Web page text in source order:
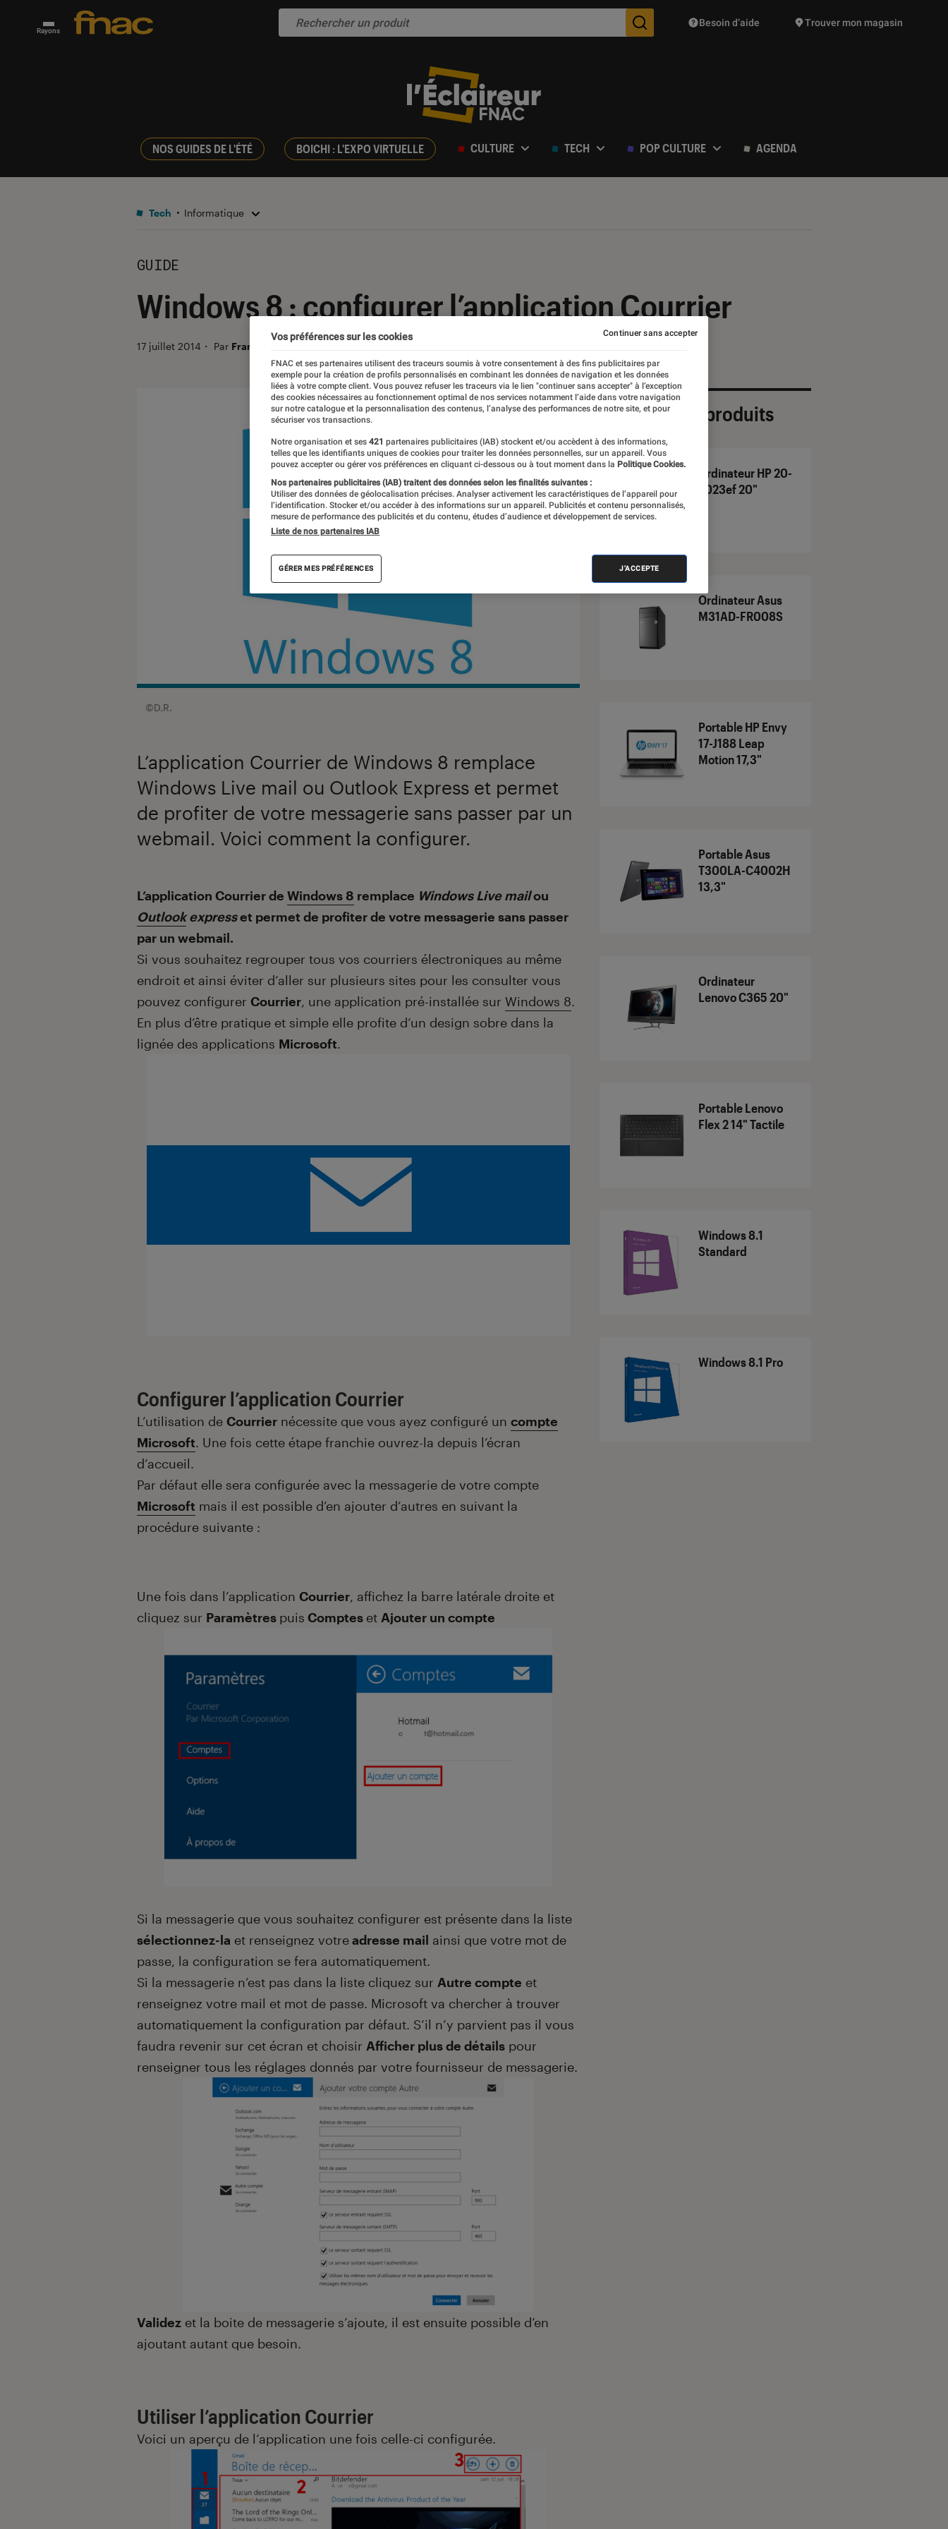
Rayons Des suggestions de produits vont vous être proposées
Besoin d’aide Trouver mon magasin
NOS GUIDES DE L'ÉTÉ BOICHI : L'EXPO VIRTUELLE CULTURE TECH POP CULTURE AGENDA
Tech Informatique
GUIDE
Windows 8 : configurer l’application Courrier
17 juillet 2014 ・ Par Franck Scholz
©D.R.
L’application Courrier de Windows 8 remplace
Windows Live mail ou Outlook Express et permet
de profiter de votre messagerie sans passer par un
webmail. Voici comment la configurer.
Introduction
L’application Courrier de Windows 8 remplace Windows Live mailou
Outlookexpresset permet de profiter de votre messagerie sans passer
par un webmail.
Si vous souhaitez regrouper tous vos courriers électroniques au même
endroit et ainsi éviter d’aller sur plusieurs sites pour les consulter vous
pouvez configurer Courrier, une application pré-installée sur Windows 8.
En plus d’être pratique et simple elle profite d’un design sobre dans la
lignée des applications Microsoft.
Configurer l’application Courrier
L’utilisation de Courrier nécessite que vous ayez configuré un compte
Microsoft. Une fois cette étape franchie ouvrez-la depuis l’écran
d’accueil.
Par défaut elle sera configurée avec la messagerie de votre compte
Microsoft mais il est possible d’en ajouter d’autres en suivant la
procédure suivante :
Une fois dans l’application Courrier, affichez la barre latérale droite et
cliquez sur Paramètres puis Comptes et Ajouter un compte
Si la messagerie que vous souhaitez configurer est présente dans la liste
sélectionnez-la et renseignez votreadresse mail ainsi que votre mot de
passe, la configuration se fera automatiquement.
Si la messagerie n’est pas dans la liste cliquez sur Autre compte et
renseignez votre mail et mot de passe. Microsoft va chercher à trouver
automatiquement la configuration par défaut. S’il n’y parvient pas il vous
faudra revenir sur cet écran et choisir Afficher plus de détails pour
renseigner tous les réglages donnés par votre fournisseur de messagerie.
Validez et la boite de messagerie s’ajoute, il est ensuite possible d’en
ajoutant autant que besoin.
Utiliser l’application Courrier
Voici un aperçu de l’application une fois celle-ci configurée.
Sélection de produits
Ordinateur HP 20-
2023ef 20"
Ordinateur Asus
M31AD-FR008S
Portable HP Envy
17-J188 Leap
Motion 17,3"
Portable Asus
T300LA-C4002H
13,3"
Ordinateur
Lenovo C365 20"
Portable Lenovo
Flex 2 14" Tactile
Windows 8.1
Standard
Windows 8.1 Pro
Vos préférences sur les cookies
FNAC et ses partenaires utilisent des traceurs soumis à votre consentement à des fins publicitaires par
exemple pour la création de profils personnalisés en combinant les données de navigation et les données
liées à votre compte client. Vous pouvez refuser les traceurs via le lien "continuer sans accepter" à l’exception
des cookies nécessaires au fonctionnement optimal de nos services notamment l’aide dans votre navigation
sur notre catalogue et la personnalisation des contenus, l’analyse des performances de notre site, et pour
sécuriser vos transactions.
Notre organisation et ses 421 partenaires publicitaires (IAB) stockent et/ou accèdent à des informations,
telles que les identifiants uniques de cookies pour traiter les données personnelles, sur un appareil. Vous
pouvez accepter ou gérer vos préférences en cliquant ci-dessous ou à tout moment dans la Politique Cookies.
Nos partenaires publicitaires (IAB) traitent des données selon les finalités suivantes :
Utiliser des données de géolocalisation précises. Analyser activement les caractéristiques de l’appareil pour
l’identification. Stocker et/ou accéder à des informations sur un appareil. Publicités et contenu personnalisés,
mesure de performance des publicités et du contenu, études d’audience et développement de services.
Liste de nos partenaires IAB
GÉRER MES PRÉFÉRENCES J'ACCEPTE
Continuer sans accepter